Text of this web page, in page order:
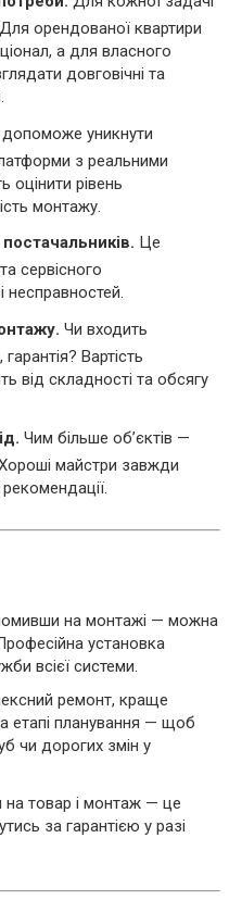
Для орендованої квартири
а для власного
довговічні та
уникнути
з реальними
оцінити рівень
монтажу.
Це
сервісного
несправностей.
Чи входить
Вартість
від складності та обсягу
Чим більше об’єктів —
майстри завжди
на монтажі — можна
установка
всієї системи.
ремонт, краще
етапі планування — щоб
чи дорогих змін у
на товар і монтаж — це
за гарантією у разі